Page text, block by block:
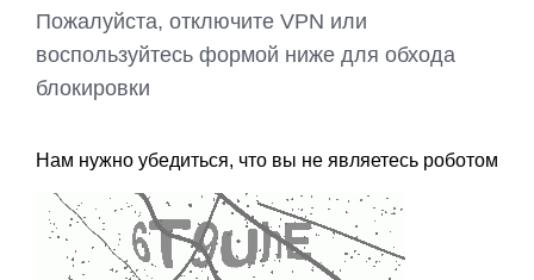
Пожалуйста, отключите VPN или
воспользуйтесь формой ниже для обхода
блокировки
Нам нужно убедиться, что вы не являетесь роботом